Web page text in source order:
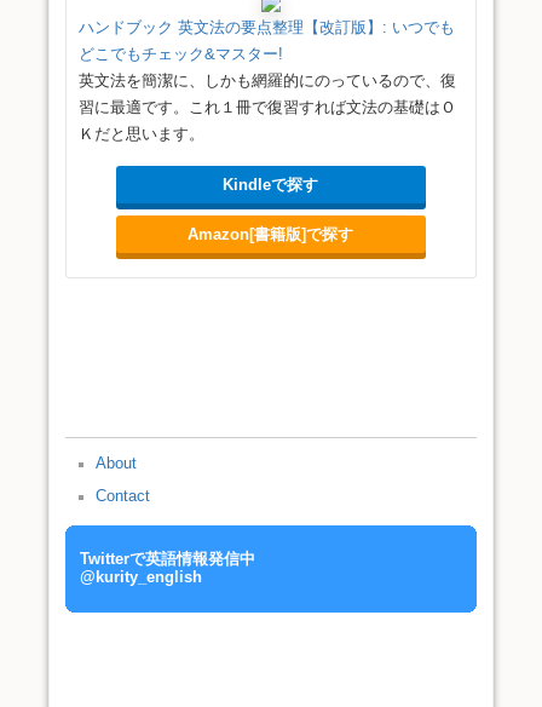
ハンドブック 英文法の要点整理【改訂版】: いつでも
どこでもチェック&マスター!
英文法を簡潔に、しかも網羅的にのっているので、復
習に最適です。これ１冊で復習すれば文法の基礎はＯ
Ｋだと思います。
Kindleで探す
Amazon[書籍版]で探す
About
Contact
Twitterで英語情報発信中
@kurity_english